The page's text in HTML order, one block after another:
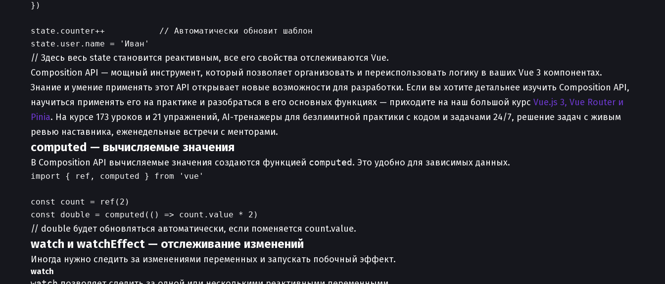
})
state.counter++           // Автоматически обновит шаблон
// Здесь весь state становится реактивным, все его свойства отслеживаются Vue.
Composition API — мощный инструмент, который позволяет организовать и переиспользовать логику в ваших Vue 3 компонентах.
Знание и умение применять этот API открывает новые возможности для разработки. Если вы хотите детальнее изучить Composition API,
научиться применять его на практике и разобраться в его основных функциях — приходите на наш большой курс Vue.js 3, Vue Router и
Pinia. На курсе 173 уроков и 21 упражнений, AI-тренажеры для безлимитной практики с кодом и задачами 24/7, решение задач с живым
ревью наставника, еженедельные встречи с менторами.
computed — вычисляемые значения
В Composition API вычисляемые значения создаются функцией computed. Это удобно для зависимых данных.
import { ref, computed } from 'vue'
const count = ref(2)
// double будет обновляться автоматически, если поменяется count.value.
watch и watchEffect — отслеживание изменений
Иногда нужно следить за изменениями переменных и запускать побочный эффект.
watch